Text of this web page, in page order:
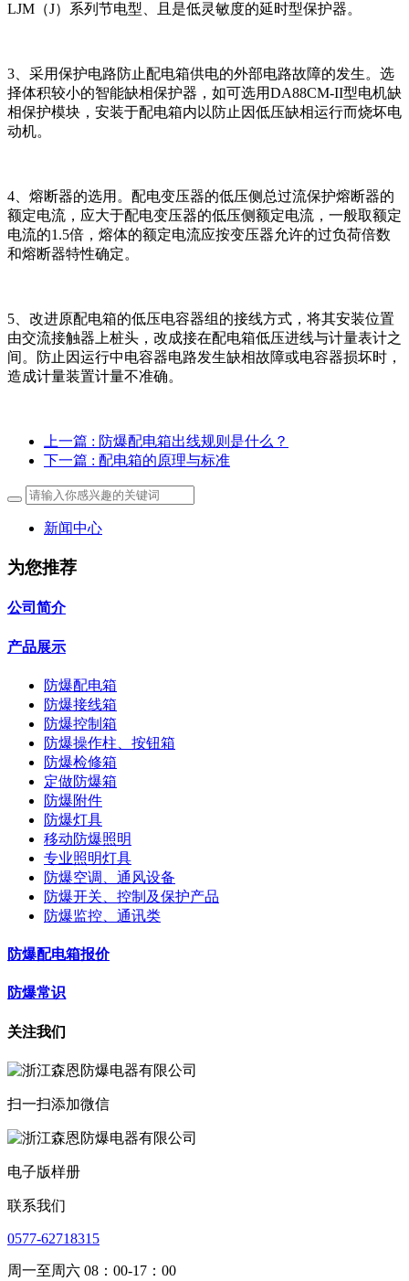
LJM（J）系列节电型、且是低灵敏度的延时型保护器。
3、采用保护电路防止配电箱供电的外部电路故障的发生。选
择体积较小的智能缺相保护器，如可选用DA88CM-II型电机缺
相保护模块，安装于配电箱内以防止因低压缺相运行而烧坏电
动机。
4、熔断器的选用。配电变压器的低压侧总过流保护熔断器的
额定电流，应大于配电变压器的低压侧额定电流，一般取额定
电流的1.5倍，熔体的额定电流应按变压器允许的过负荷倍数
和熔断器特性确定。
5、改进原配电箱的低压电容器组的接线方式，将其安装位置
由交流接触器上桩头，改成接在配电箱低压进线与计量表计之
间。防止因运行中电容器电路发生缺相故障或电容器损坏时，
造成计量装置计量不准确。
上一篇 : 防爆配电箱出线规则是什么？
下一篇 : 配电箱的原理与标准
新闻中心
为您推荐
公司简介
产品展示
防爆配电箱
防爆接线箱
防爆控制箱
防爆操作柱、按钮箱
防爆检修箱
定做防爆箱
防爆附件
防爆灯具
移动防爆照明
专业照明灯具
防爆空调、通风设备
防爆开关、控制及保护产品
防爆监控、通讯类
防爆配电箱报价
防爆常识
关注我们
扫一扫添加微信
电子版样册
联系我们
0577-62718315
周一至周六 08：00-17：00